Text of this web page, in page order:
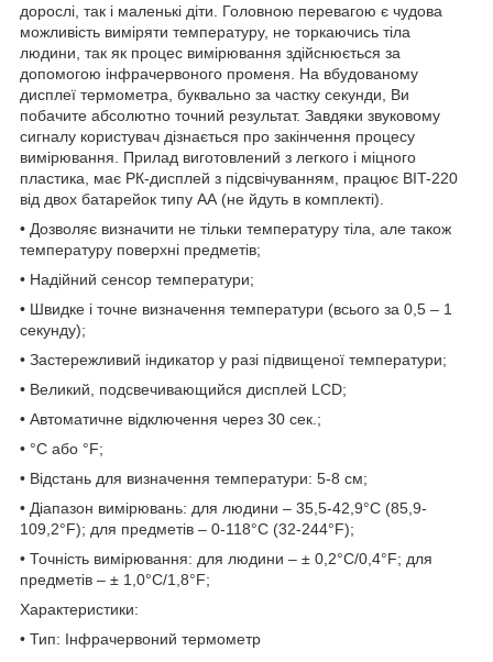
дорослі, так і маленькі діти. Головною перевагою є чудова
можливість виміряти температуру, не торкаючись тіла
людини, так як процес вимірювання здійснюється за
допомогою інфрачервоного променя. На вбудованому
дисплеї термометра, буквально за частку секунди, Ви
побачите абсолютно точний результат. Завдяки звуковому
сигналу користувач дізнається про закінчення процесу
вимірювання. Прилад виготовлений з легкого і міцного
пластика, має РК-дисплей з підсвічуванням, працює BIT-220
від двох батарейок типу АА (не йдуть в комплекті).
• Дозволяє визначити не тільки температуру тіла, але також
температуру поверхні предметів;
• Надійний сенсор температури;
• Швидке і точне визначення температури (всього за 0,5 – 1
секунду);
• Застережливий індикатор у разі підвищеної температури;
• Великий, подсвечивающийся дисплей LCD;
• Автоматичне відключення через 30 сек.;
• °C або °F;
• Відстань для визначення температури: 5-8 см;
• Діапазон вимірювань: для людини – 35,5-42,9°C (85,9-
109,2°F); для предметів – 0-118°C (32-244°F);
• Точність вимірювання: для людини – ± 0,2°C/0,4°F; для
предметів – ± 1,0°C/1,8°F;
Характеристики:
• Тип: Інфрачервоний термометр